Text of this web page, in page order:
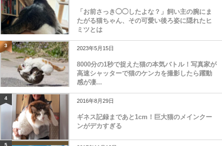
「お前さっき◯◯したよな？」飼い主の腕にま
たがる猫ちゃん、その可愛い後ろ姿に隠れたヒ
ミツとは
3 2023年5月15日
8000分の1秒で捉えた猫の本気バトル！写真家が
高速シャッターで猫のケンカを撮影したら躍動
感が凄...
4 2016年8月29日
ギネス記録まであと1cm！巨大猫のメインクー
ンがデカすぎる